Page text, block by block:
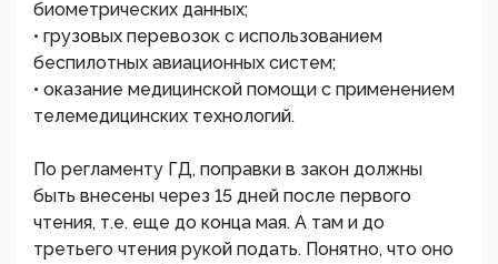
биометрических данных;
• грузовых перевозок с использованием
беспилотных авиационных систем;
• оказание медицинской помощи с применением
телемедицинских технологий.
По регламенту ГД, поправки в закон должны
быть внесены через 15 дней после первого
чтения, т.е. еще до конца мая. А там и до
третьего чтения рукой подать. Понятно, что оно